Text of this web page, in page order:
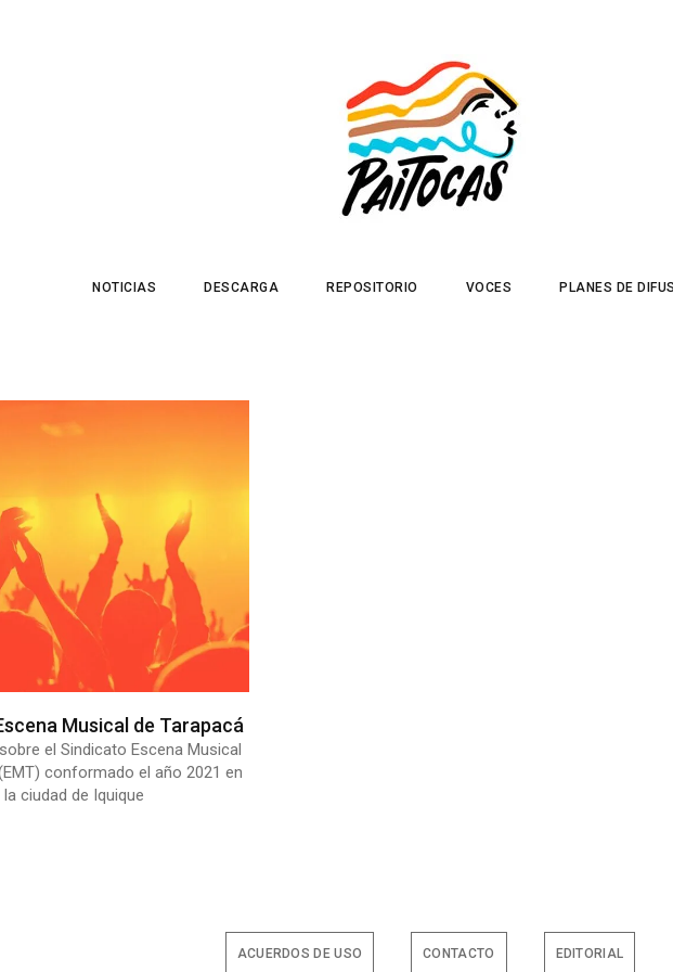
NOTICIAS DESCARGA REPOSITORIO VOCES PLANES DE
Musical de Tarapacá
el Sindicato Escena Musical
conformado el año 2021 en
la ciudad de Iquique
ACUERDOS DE USO CONTACTO EDITORIAL